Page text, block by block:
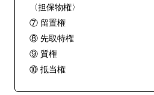
〈担保物権〉
⑦ 留置権
⑧ 先取特権
⑨ 質権
⑩ 抵当権